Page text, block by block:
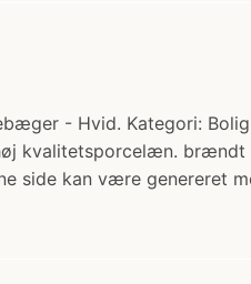
- Hvid. Kategori:
kvalitetsporcelæn. brændt
side kan være genereret